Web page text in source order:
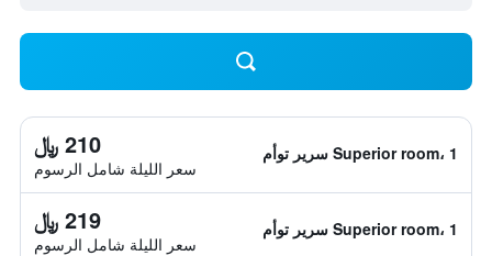
Superior room، 1 سرير توأم 210 ﷼
سعر الليلة شامل الرسوم
Superior room، 1 سرير توأم 219 ﷼
سعر الليلة شامل الرسوم